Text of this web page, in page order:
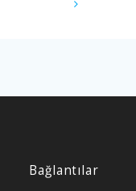
Bağlantılar